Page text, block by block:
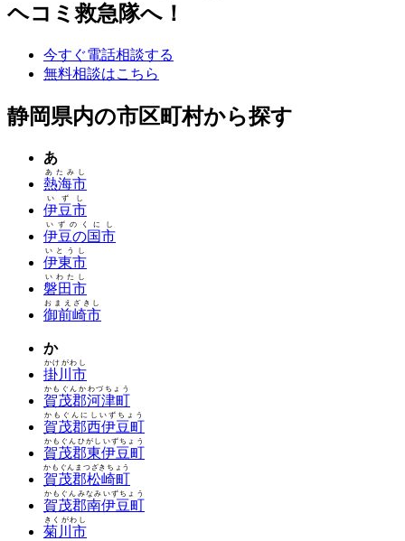
ヘコミ救急隊へ！
今すぐ電話相談する
無料相談はこちら
静岡県内の市区町村から探す
あ
熱海市
あたみし
伊豆市
いずし
伊豆の国市
いずのくにし
伊東市
いとうし
磐田市
いわたし
御前崎市
おまえざきし
か
掛川市
かけがわし
賀茂郡河津町
かもぐんかわづちょう
賀茂郡西伊豆町
かもぐんにしいずちょう
賀茂郡東伊豆町
かもぐんひがしいずちょう
賀茂郡松崎町
かもぐんまつざきちょう
賀茂郡南伊豆町
かもぐんみなみいずちょう
菊川市
きくがわし